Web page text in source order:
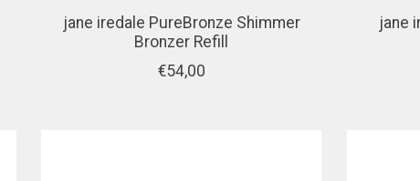
jane iredale PureBronze Shimmer
Bronzer Refill
€54,00
jane